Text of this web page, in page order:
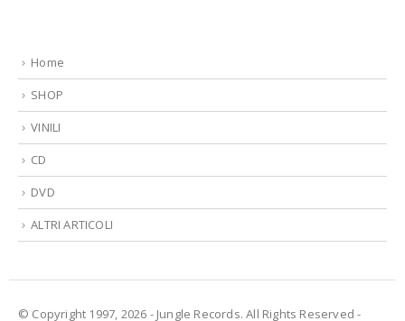
Home
SHOP
VINILI
CD
DVD
ALTRI ARTICOLI
© Copyright 1997, 2026 - Jungle Records. All Rights Reserved -